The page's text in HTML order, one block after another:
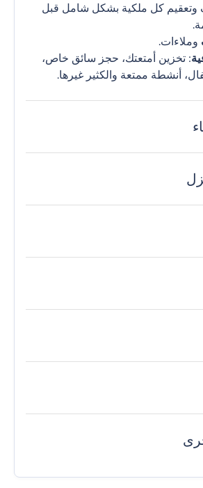
وتعقيم كل ملكية بشكل شامل قبل
وملاءات.
: تخزين أمتعتك، حجز سائق خاص،
أنشطة ممتعة والكثير غيرها.